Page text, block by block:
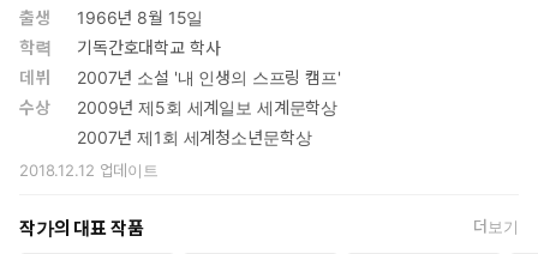
다. 이야기는 가장 절박한 상황 앞에서 성장하는 인간의 모습을
통해 진정한 삶의 의미를 묻고, 진이(지니)와 민주의 시점을 넘나
들며 시공간을 면밀하게 장악한다. 빈틈없는 자료 조사로 판타지
마저 현실성 있게 그려낸 촘촘한 플롯, 독자를 단박에 사로잡는
흡인력과 속도감 넘치는 스토리까지 정유정 고유의 스타일은 건
계 속에서 발현되는 소통이다. 소설 속 진이와 민주가 보여주는 선택
출생
1966년 8월 15일
학력
기독간호대학교 학사
데뷔
2007년 소설 '내 인생의 스프링 캠프'
수상
2009년 제5회 세계일보 세계문학상
2007년 제1회 세계청소년문학상
2018.12.12 업데이트
작가의 대표 작품 더보기